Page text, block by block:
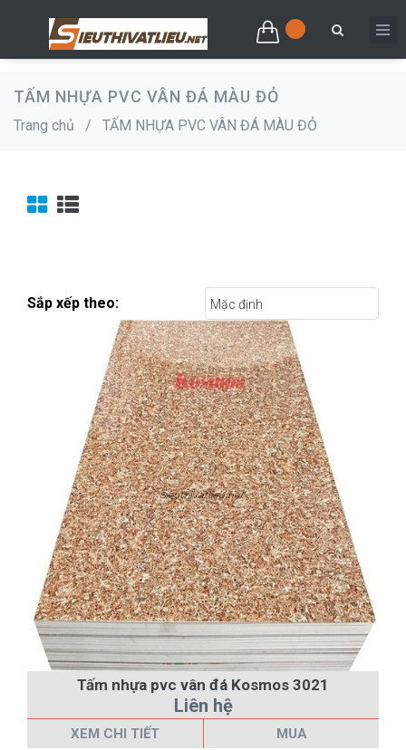
TẤM NHỰA PVC VÂN ĐÁ MÀU ĐỎ
Trang chủ / TẤM NHỰA PVC VÂN ĐÁ MÀU ĐỎ
Sắp xếp theo: Mặc định
Tấm nhựa pvc vân đá Kosmos 3021
Liên hệ
XEM CHI TIẾT MUA